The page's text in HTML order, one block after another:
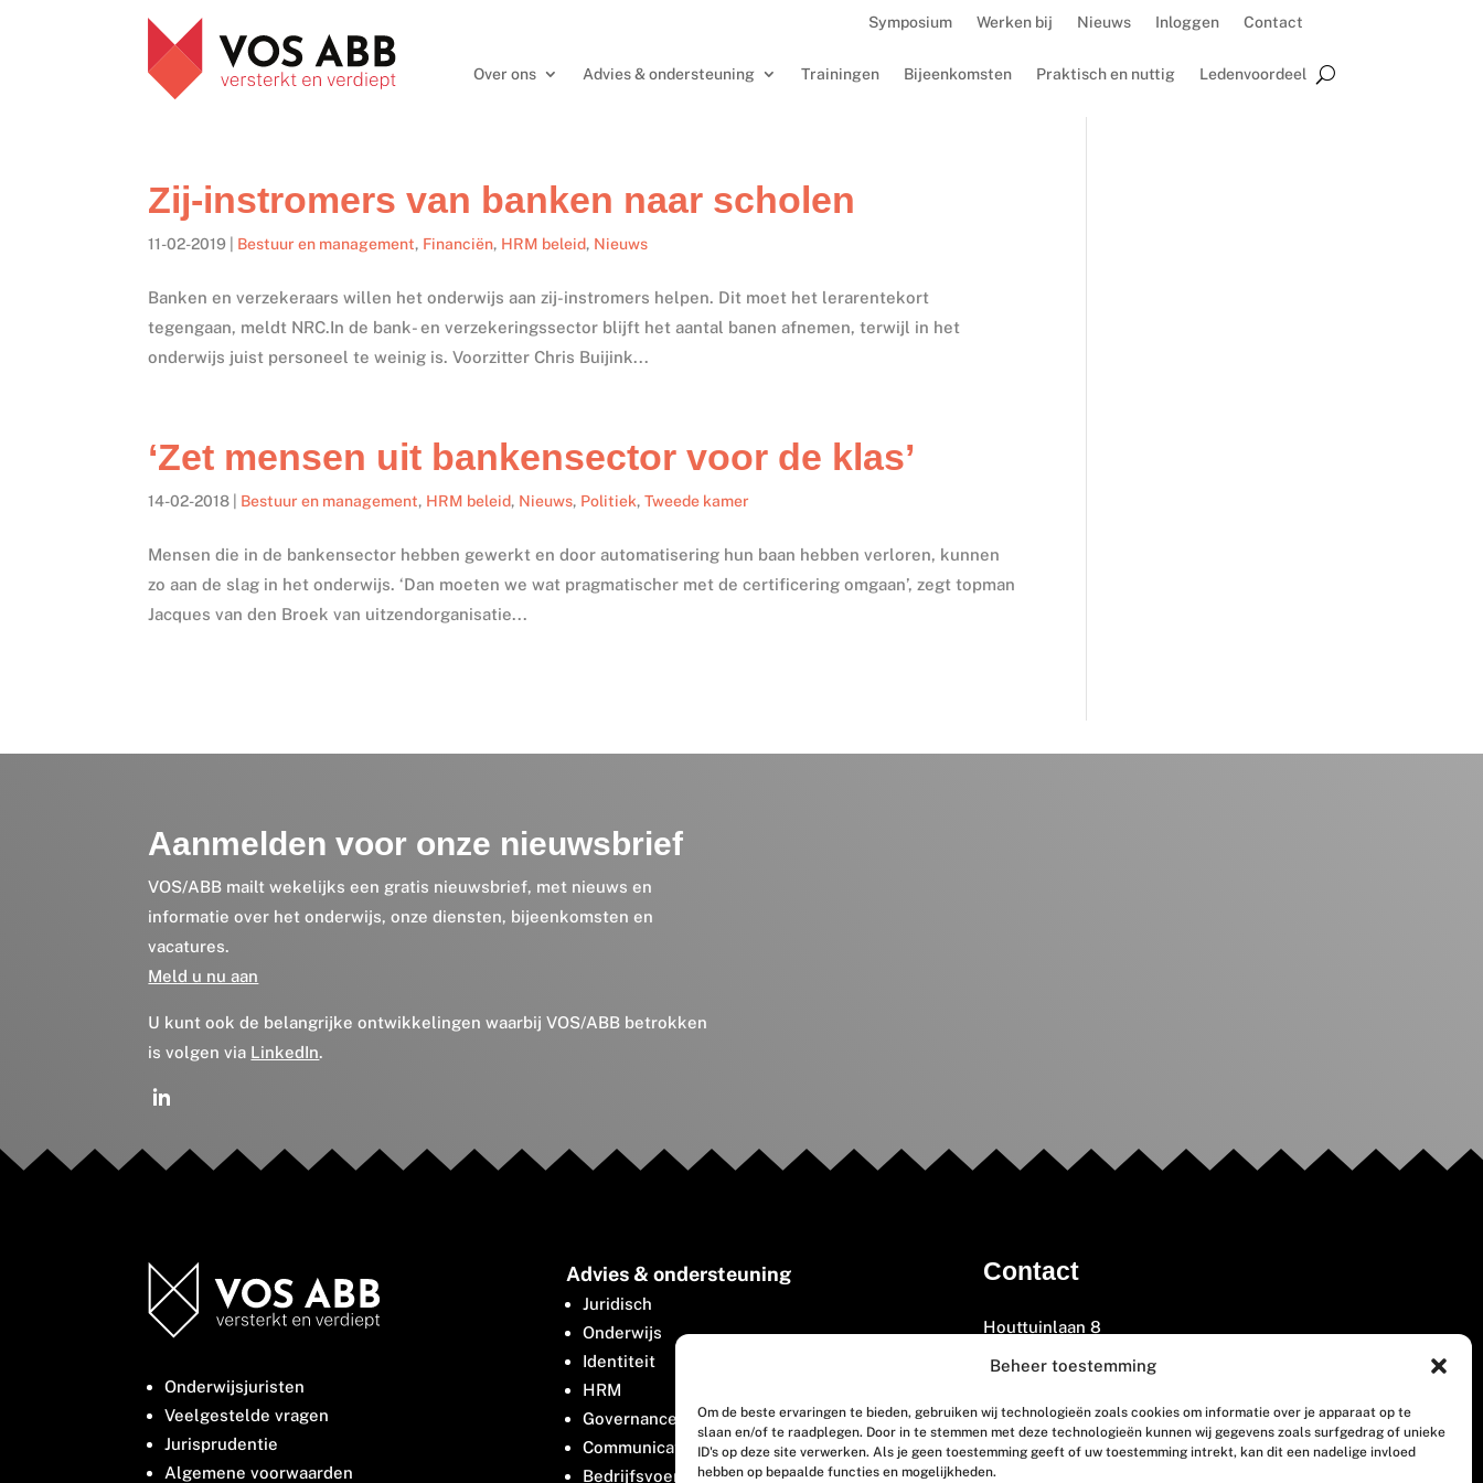
Beheer toestemming
Om de beste ervaringen te bieden, gebruiken wij technologieën zoals cookies om informatie over je apparaat op te
slaan en/of te raadplegen. Door in te stemmen met deze technologieën kunnen wij gegevens zoals surfgedrag of unieke
ID's op deze site verwerken. Als je geen toestemming geeft of uw toestemming intrekt, kan dit een nadelige invloed
hebben op bepaalde functies en mogelijkheden.
Symposium Werken bij Nieuws Inloggen Contact
Over ons Advies & ondersteuning Trainingen Bijeenkomsten Praktisch en nuttig Ledenvoordeel
Zij-instromers van banken naar scholen
11-02-2019 Bestuur en management, Financiën, HRM beleid, Nieuws
Banken en verzekeraars willen het onderwijs aan zij-instromers helpen. Dit moet het lerarentekort
tegengaan, meldt NRC.In de bank- en verzekeringssector blijft het aantal banen afnemen, terwijl in het
onderwijs juist personeel te weinig is. Voorzitter Chris Buijink...
‘Zet mensen uit bankensector voor de klas’
14-02-2018 Bestuur en management, HRM beleid, Nieuws, Politiek,Tweede kamer
Mensen die in de bankensector hebben gewerkt en door automatisering hun baan hebben verloren, kunnen
zo aan de slag in het onderwijs. ‘Dan moeten we wat pragmatischer met de certificering omgaan’, zegt topman
Jacques van den Broek van uitzendorganisatie...
Aanmelden voor onze nieuwsbrief
VOS/ABB mailt wekelijks een gratis nieuwsbrief, met nieuws en
informatie over het onderwijs, onze diensten, bijeenkomsten en
vacatures.
Meld u nu aan
U kunt ook de belangrijke ontwikkelingen waarbij VOS/ABB betrokken
is volgen via LinkedIn.
Onderwijsjuristen
Veelgestelde vragen
Jurisprudentie
Algemene voorwaarden
Advies & ondersteuning
Juridisch
Onderwijs
Identiteit
HRM
Governance
Communicatie
Bedrijfsvoering
Contact
Houttuinlaan 8
3447 GM Woerden
(0348) 405 200
welkom@vosabb.nl